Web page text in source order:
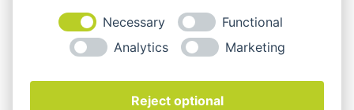
zzgl.Versandkosten
TEMPEO® 6500 WAVE Drehstuhl
Necessary
Functional
Analytics
Marketing
Reject optional